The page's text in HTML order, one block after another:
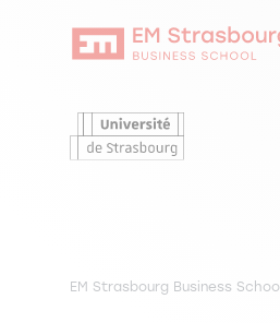
EM Strasbourg Business School